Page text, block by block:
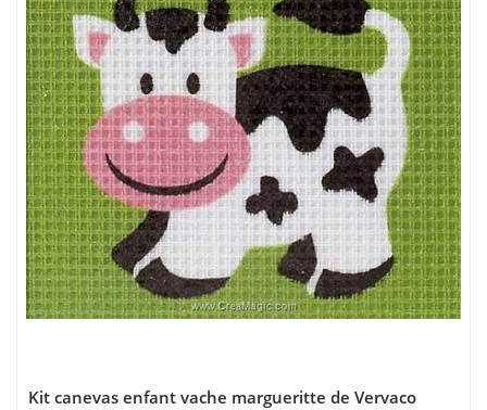
Kit canevas enfant vache margueritte de Vervaco